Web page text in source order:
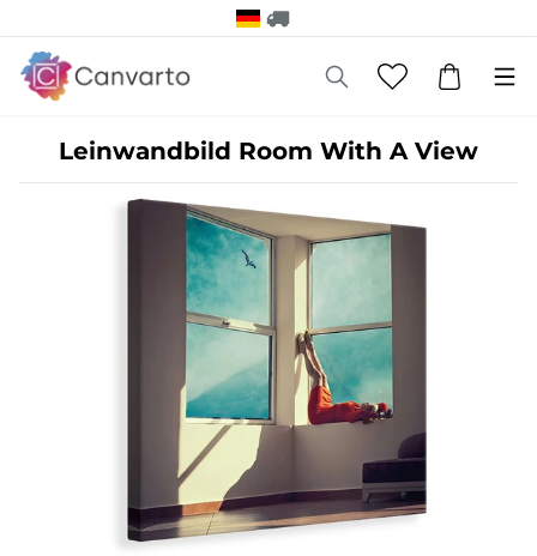
Leinwandbild Room With A View